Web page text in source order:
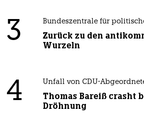
3 Bundeszentrale für
Zurück zu den
Wurzeln
4 Unfall von CDU-
Thomas Bareiß crasht
Dröhnung